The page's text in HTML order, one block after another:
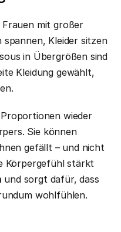
mit großer
Kleider sitzen
in Übergrößen sind
Kleidung gewählt,
wieder
Sie können
gefällt – und nicht
Körpergefühl stärkt
und sorgt dafür, dass
wohlfühlen.